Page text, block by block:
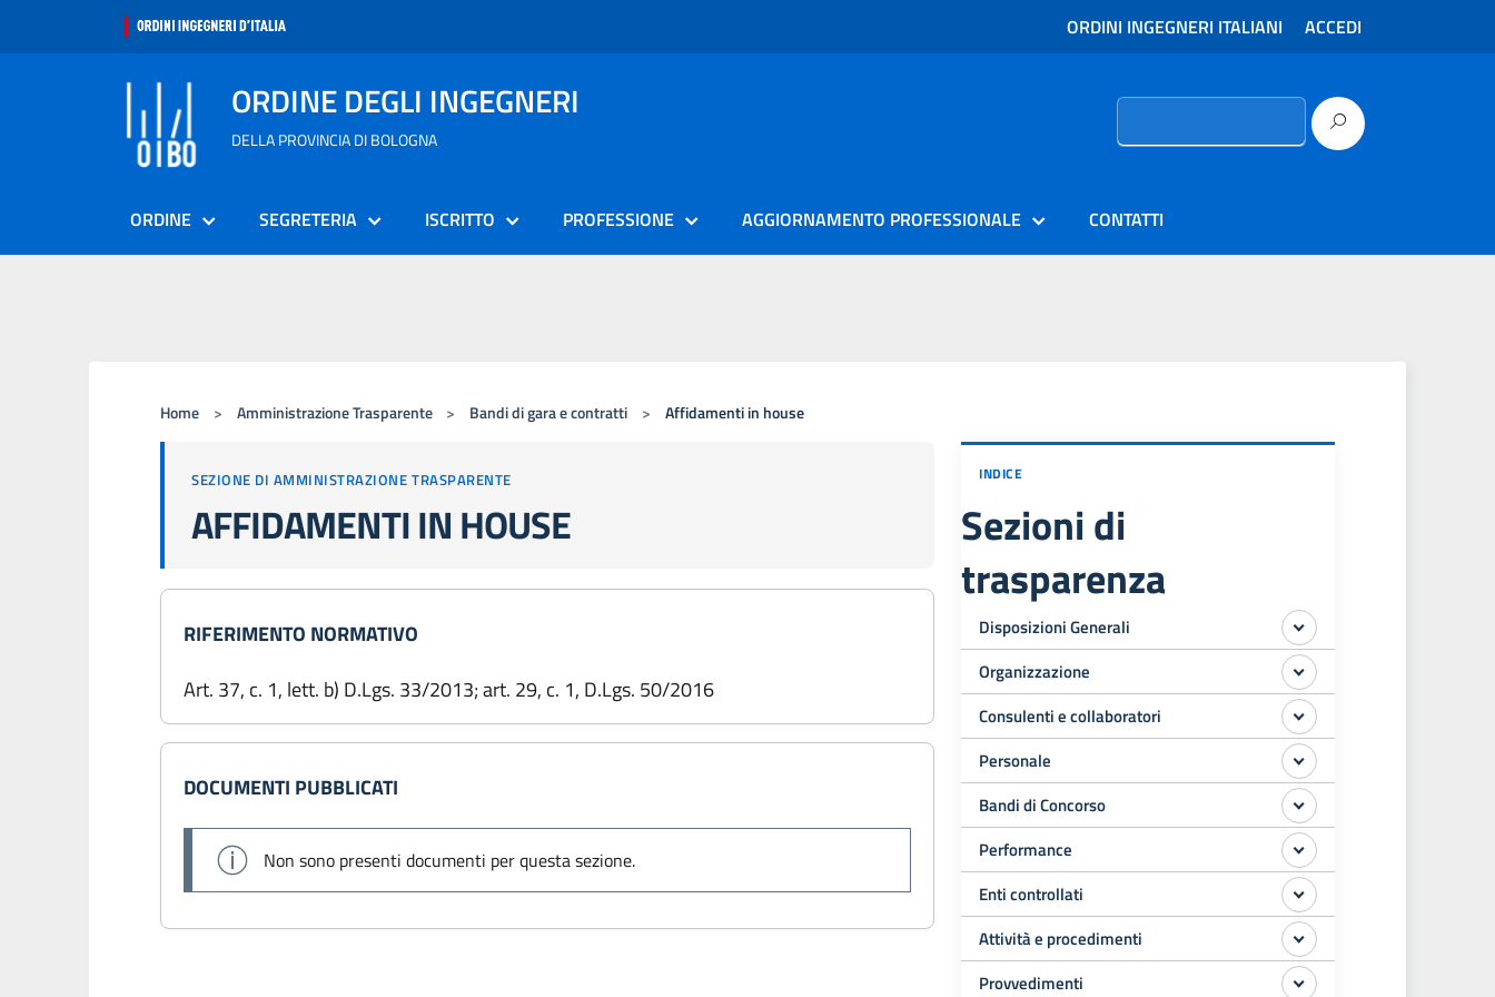
ORDINI INGEGNERI ITALIANI ACCEDI
ORDINE DEGLI INGEGNERI
DELLA PROVINCIA DI BOLOGNA
Ricerca
ORDINE SEGRETERIA ISCRITTO PROFESSIONE AGGIORNAMENTO PROFESSIONALE CONTATTI
Home > Amministrazione Trasparente > Bandi di gara e contratti > Affidamenti in house
SEZIONE DI AMMINISTRAZIONE TRASPARENTE
AFFIDAMENTI IN HOUSE
RIFERIMENTO NORMATIVO
Art. 37, c. 1, lett. b) D.Lgs. 33/2013; art. 29, c. 1, D.Lgs. 50/2016
DOCUMENTI PUBBLICATI
Non sono presenti documenti per questa sezione.
INDICE
Sezioni di
trasparenza
Disposizioni Generali
Organizzazione
Consulenti e collaboratori
Personale
Bandi di Concorso
Performance
Enti controllati
Attività e procedimenti
Provvedimenti